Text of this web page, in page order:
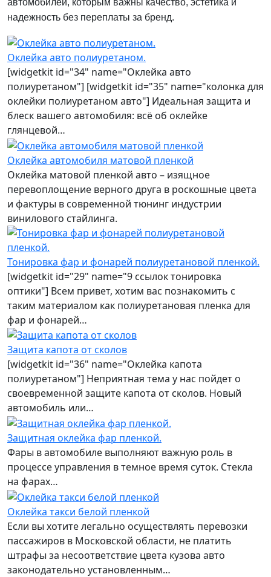
автомобилей, которым важны качество, эстетика и
надежность без переплаты за бренд.
Оклейка авто полиуретаном.
[widgetkit id="34" name="Оклейка авто
полиуретаном"] [widgetkit id="35" name="колонка для
оклейки полиуретаном авто"] Идеальная защита и
блеск вашего автомобиля: всё об оклейке
глянцевой…
Оклейка автомобиля матовой пленкой
Оклейка матовой пленкой авто – изящное
перевоплощение верного друга в роскошные цвета
и фактуры в современной тюнинг индустрии
винилового стайлинга.
Тонировка фар и фонарей полиуретановой пленкой.
[widgetkit id="29" name="9 ссылок тонировка
оптики"] Всем привет, хотим вас познакомить с
таким материалом как полиуретановая пленка для
фар и фонарей…
Защита капота от сколов
[widgetkit id="36" name="Оклейка капота
полиуретаном"] Неприятная тема у нас пойдет о
своевременной защите капота от сколов. Новый
автомобиль или…
Защитная оклейка фар пленкой.
Фары в автомобиле выполняют важную роль в
процессе управления в темное время суток. Стекла
на фарах…
Оклейка такси белой пленкой
Если вы хотите легально осуществлять перевозки
пассажиров в Московской области, не платить
штрафы за несоответствие цвета кузова авто
законодательно установленным…